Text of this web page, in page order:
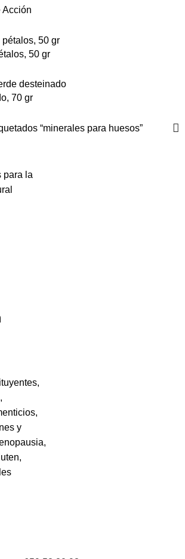
Acción
50 gr
70 gr
“minerales para huesos”
,
,
,
y
,
,